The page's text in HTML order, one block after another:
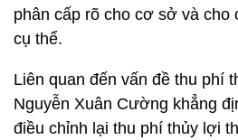
phân cấp rõ cho cơ sở và cho
cụ thể.
Liên quan đến vấn đề thu phí
Nguyễn Xuân Cường khẳng
điều chỉnh lại thu phí thủy lợi